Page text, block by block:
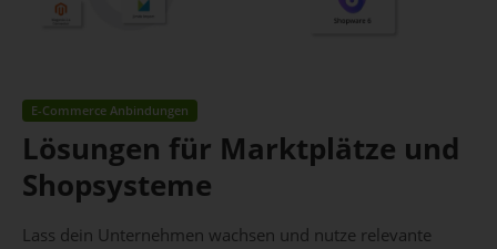
E-Commerce Anbindungen
Lösungen für Marktplätze und
Shopsysteme
Lass dein Unternehmen wachsen und nutze relevante